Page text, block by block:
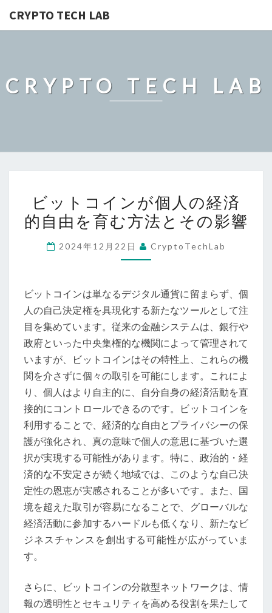
CRYPTO TECH LAB
CRYPTO TECH LAB
ッ
ト
イ
個
人
の
経
済
的
由
を
む
と
響
ビットコインが個人の経済
的自由を育む方法とその影響
2024年12月22日 CryptoTechLab
ビットコインは単なるデジタル通貨に留まらず、個
人の自己決定権を具現化する新たなツールとして注
目を集めています。従来の金融システムは、銀行や
政府といった中央集権的な機関によって管理されて
いますが、ビットコインはその特性上、これらの機
関を介さずに個々の取引を可能にします。これによ
り、個人はより自主的に、自分自身の経済活動を直
接的にコントロールできるのです。ビットコインを
利用することで、経済的な自由とプライバシーの保
護が強化され、真の意味で個人の意思に基づいた選
択が実現する可能性があります。特に、政治的・経
済的な不安定さが続く地域では、このような自己決
定性の恩恵が実感されることが多いです。また、国
境を超えた取引が容易になることで、グローバルな
経済活動に参加するハードルも低くなり、新たなビ
ジネスチャンスを創出する可能性が広がっていま
す。
さらに、ビットコインの分散型ネットワークは、情
報の透明性とセキュリティを高める役割を果たして